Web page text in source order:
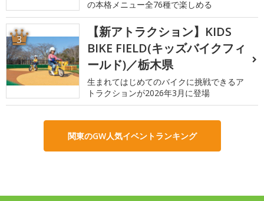
の本格メニュー全76種で楽しめる
3
【新アトラクション】KIDS
BIKE FIELD(キッズバイクフィ
ールド)／栃木県
生まれてはじめてのバイクに挑戦できるア
トラクションが2026年3月に登場
関東のGW人気イベントランキング